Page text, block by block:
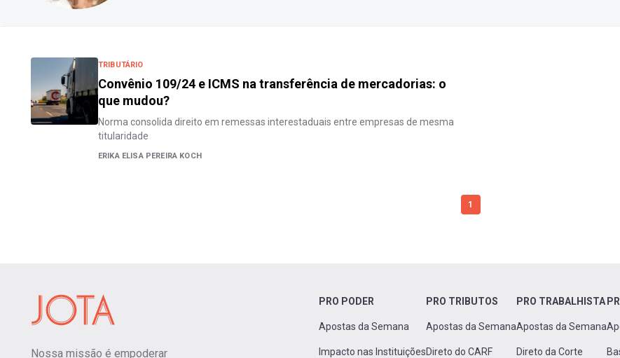
TRIBUTÁRIO
Convênio 109/24 e ICMS na transferência de mercadorias: o
que mudou?
Norma consolida direito em remessas interestaduais entre empresas de mesma
titularidade
ERIKA ELISA PEREIRA KOCH
1
Nossa missão é empoderar
PRO PODER
Apostas da Semana
Impacto nas Instituições
PRO TRIBUTOS
Apostas da Semana
Direto do CARF
PRO TRABALHISTA
Apostas da Semana
Direto da Corte